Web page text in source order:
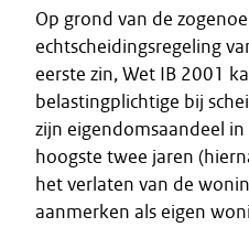
Op grond van de
echtscheidingsregeling
eerste zin, Wet IB 2001
belastingplichtige bij
zijn eigendomsaandeel
hoogste twee jaren
het verlaten van de
aanmerken als eigen